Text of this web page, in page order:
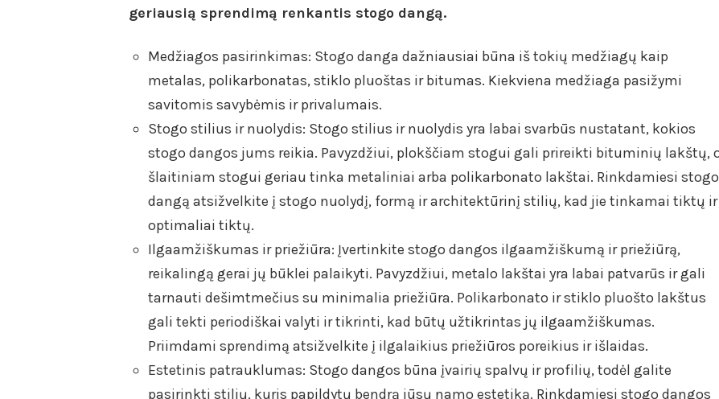
geriausią sprendimą renkantis stogo dangą.
Medžiagos pasirinkimas: Stogo danga dažniausiai būna iš tokių medžiagų kaip
metalas, polikarbonatas, stiklo pluoštas ir bitumas. Kiekviena medžiaga pasižymi
savitomis savybėmis ir privalumais.
Stogo stilius ir nuolydis: Stogo stilius ir nuolydis yra labai svarbūs nustatant, kokios
stogo dangos jums reikia. Pavyzdžiui, plokščiam stogui gali prireikti bituminių lakštų,
šlaitiniam stogui geriau tinka metaliniai arba polikarbonato lakštai. Rinkdamiesi stogo
dangą atsižvelkite į stogo nuolydį, formą ir architektūrinį stilių, kad jie tinkamai tiktų ir
optimaliai tiktų.
Ilgaamžiškumas ir priežiūra: Įvertinkite stogo dangos ilgaamžiškumą ir priežiūrą,
reikalingą gerai jų būklei palaikyti. Pavyzdžiui, metalo lakštai yra labai patvarūs ir gali
tarnauti dešimtmečius su minimalia priežiūra. Polikarbonato ir stiklo pluošto lakštus
gali tekti periodiškai valyti ir tikrinti, kad būtų užtikrintas jų ilgaamžiškumas.
Priimdami sprendimą atsižvelkite į ilgalaikius priežiūros poreikius ir išlaidas.
Estetinis patrauklumas: Stogo dangos būna įvairių spalvų ir profilių, todėl galite
pasirinkti stilių, kuris papildytų bendrą jūsų namo estetiką. Rinkdamiesi stogo dangos